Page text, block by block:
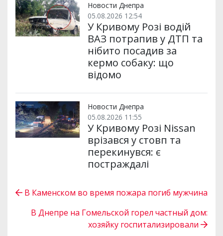
Новости Днепра
05.08.2026 12:54
У Кривому Розі водій
ВАЗ потрапив у ДТП та
нібито посадив за
кермо собаку: що
відомо
Новости Днепра
05.08.2026 11:55
У Кривому Розі Nissan
врізався у стовп та
перекинувся: є
постраждалі
В Каменском во время пожара погиб мужчина
В Днепре на Гомельской горел частный дом:
хозяйку госпитализировали